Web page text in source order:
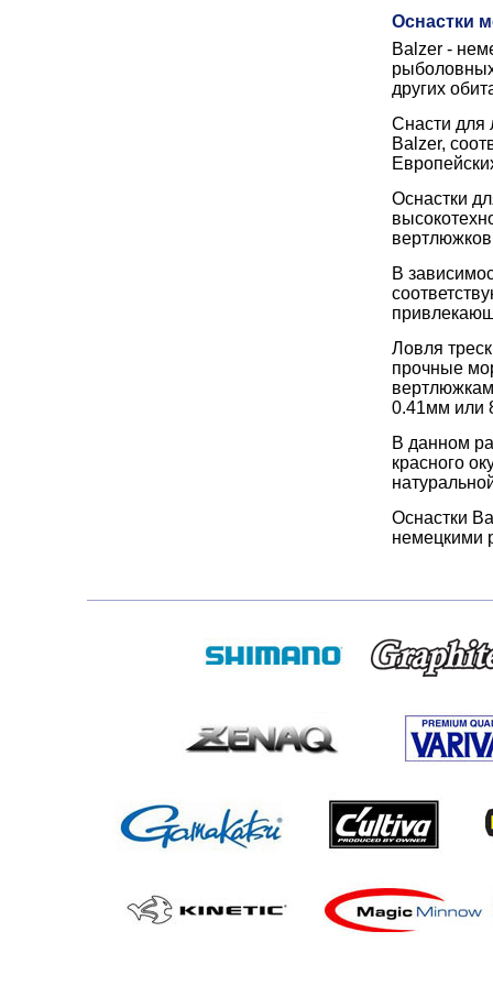
Оснастки
Balzer -
других
Снасти для
Balzer,
Оснастки
В
Ловля
прочные
0.41мм или
В данном
красного
Оснастки
немецкими